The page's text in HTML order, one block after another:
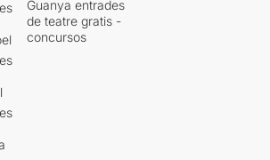
Guanya entrades
de teatre gratis -
concursos